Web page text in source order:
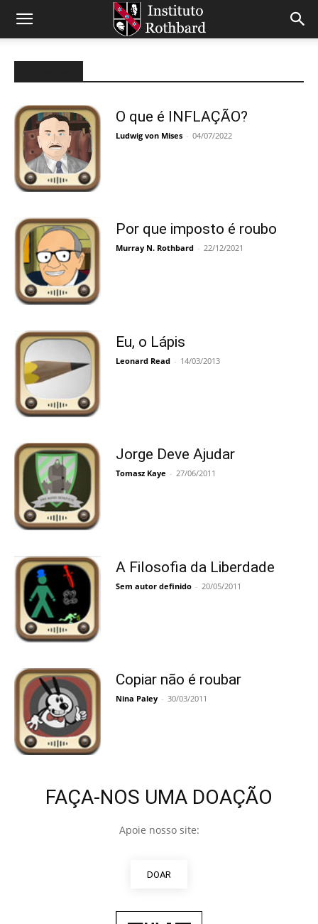
O que é INFLAÇÃO?
Ludwig von Mises - 04/07/2022
Por que imposto é roubo
Murray N. Rothbard - 22/12/2021
Eu, o Lápis
Leonard Read - 14/03/2013
Jorge Deve Ajudar
Tomasz Kaye - 27/06/2011
A Filosofia da Liberdade
Sem autor definido - 20/05/2011
Copiar não é roubar
Nina Paley - 30/03/2011
FAÇA-NOS UMA DOAÇÃO
Apoie nosso site:
DOAR